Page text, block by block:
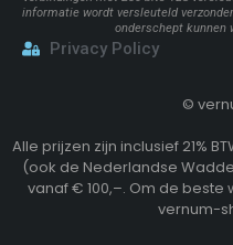
informatie wordt versleuteld
onderschept kunnen
Privacy Policy
©
Alle prijzen zijn inclusief 21%
(ook de Nederlandse
vanaf € 100,–. Om de
vernum-